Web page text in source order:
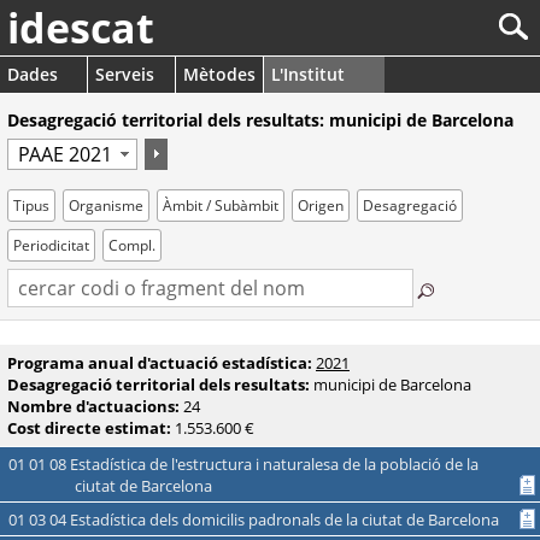
idescat
Dades Serveis Mètodes
L'Institut
Desagregació territorial dels resultats: municipi de Barcelona
Tipus Organisme Àmbit / Subàmbit Origen
Desagregació
Periodicitat
Compl.
Programa anual d'actuació estadística: 2021
Desagregació territorial dels resultats: municipi de Barcelona
Nombre d'actuacions: 24
Cost directe estimat: 1.553.600 €
01 01 08 Estadística de l'estructura i naturalesa de la població de la
ciutat de Barcelona
01 03 04 Estadística dels domicilis padronals de la ciutat de Barcelona